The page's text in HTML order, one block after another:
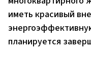
иметь красивый
планируется